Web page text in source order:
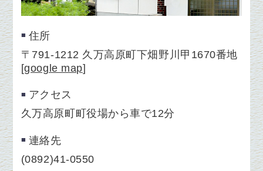
住所
〒791-1212 久万高原町下畑野川甲1670番地
[google map]
アクセス
久万高原町町役場から車で12分
連絡先
(0892)41-0550